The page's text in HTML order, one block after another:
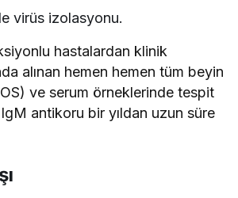
virüs izolasyonu.
hastalardan klinik
alınan hemen hemen tüm beyin
ve serum örneklerinde tespit
antikoru bir yıldan uzun süre